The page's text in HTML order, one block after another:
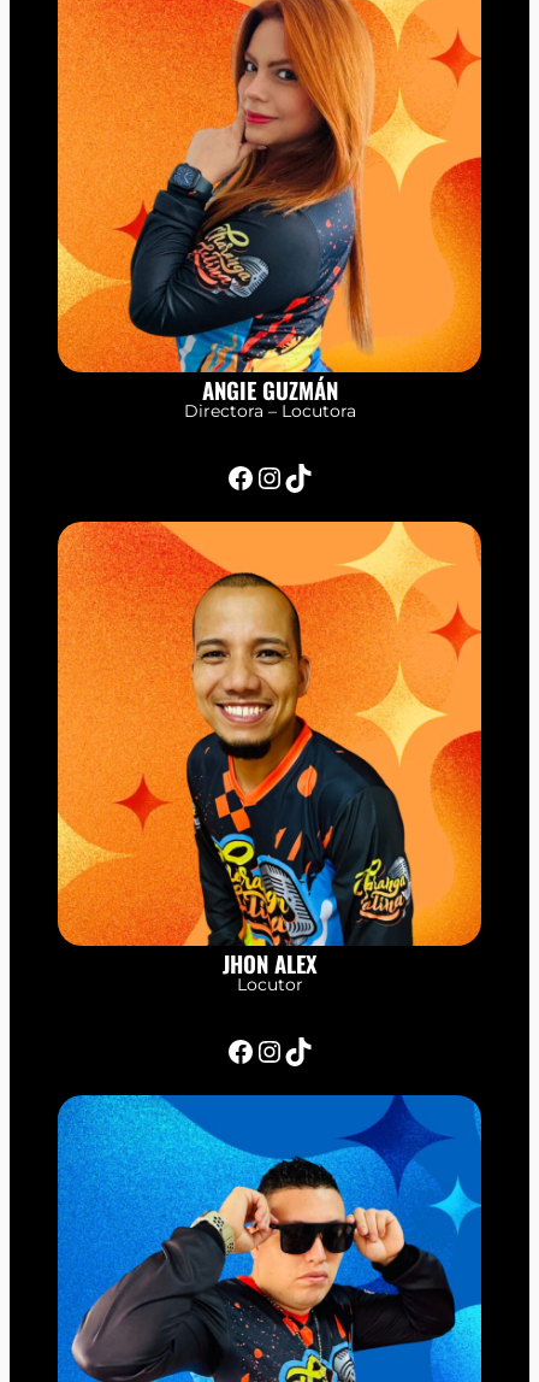
ANGIE GUZMÁN
Directora – Locutora
Facebook InstagramTikTok
JHON ALEX
Locutor
Facebook InstagramTikTok